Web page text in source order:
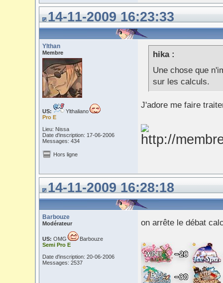
14-11-2009 16:23:33
Ylthan
Membre
US:
Ylthaliano
Pro E
Lieu: Nissa
Date d'inscription: 17-06-2006
Messages: 434
hika :
Une chose que
sur les calculs.
J'adore me faire
Hors ligne
14-11-2009 16:28:18
Barbouze
Modérateur
US: OMG
Barbouze
Semi Pro E
Date d'inscription: 20-06-2006
Messages: 2537
on arrête le débat